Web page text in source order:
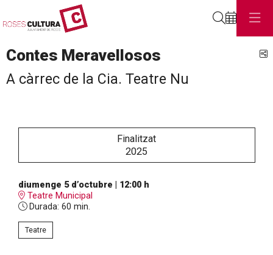
Contes Meravellosos
A càrrec de la Cia. Teatre Nu
Finalitzat
2025
diumenge 5 d’octubre
12:00 h
Teatre Municipal
Durada: 60 min.
Teatre